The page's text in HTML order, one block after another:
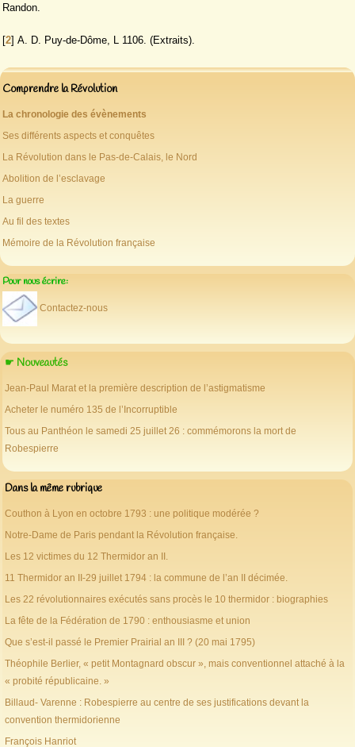
Randon.
[2] A. D. Puy-de-Dôme, L 1106. (Extraits).
Comprendre la Révolution
La chronologie des évènements
Ses différents aspects et conquêtes
La Révolution dans le Pas-de-Calais, le Nord
Abolition de l’esclavage
La guerre
Au fil des textes
Mémoire de la Révolution française
Pour nous écrire:
Contactez-nous
☛ Nouveautés
Jean-Paul Marat et la première description de l’astigmatisme
Acheter le numéro 135 de l’Incorruptible
Tous au Panthéon le samedi 25 juillet 26 : commémorons la mort de
Robespierre
Dans la même rubrique
Couthon à Lyon en octobre 1793 : une politique modérée ?
Notre-Dame de Paris pendant la Révolution française.
Les 12 victimes du 12 Thermidor an II.
11 Thermidor an II-29 juillet 1794 : la commune de l’an II décimée.
Les 22 révolutionnaires exécutés sans procès le 10 thermidor : biographies
La fête de la Fédération de 1790 : enthousiasme et union
Que s’est-il passé le Premier Prairial an III ? (20 mai 1795)
Théophile Berlier, « petit Montagnard obscur », mais conventionnel attaché à la
« probité républicaine. »
Billaud- Varenne : Robespierre au centre de ses justifications devant la
convention thermidorienne
François Hanriot